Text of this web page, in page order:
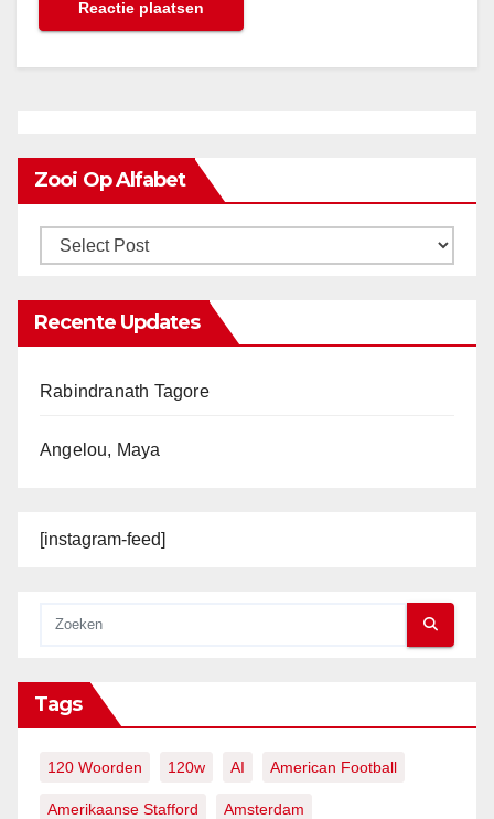
Zooi Op Alfabet
Recente Updates
Rabindranath Tagore
Angelou, Maya
[instagram-feed]
Tags
120 Woorden 120w AI American Football
Amerikaanse Stafford Amsterdam